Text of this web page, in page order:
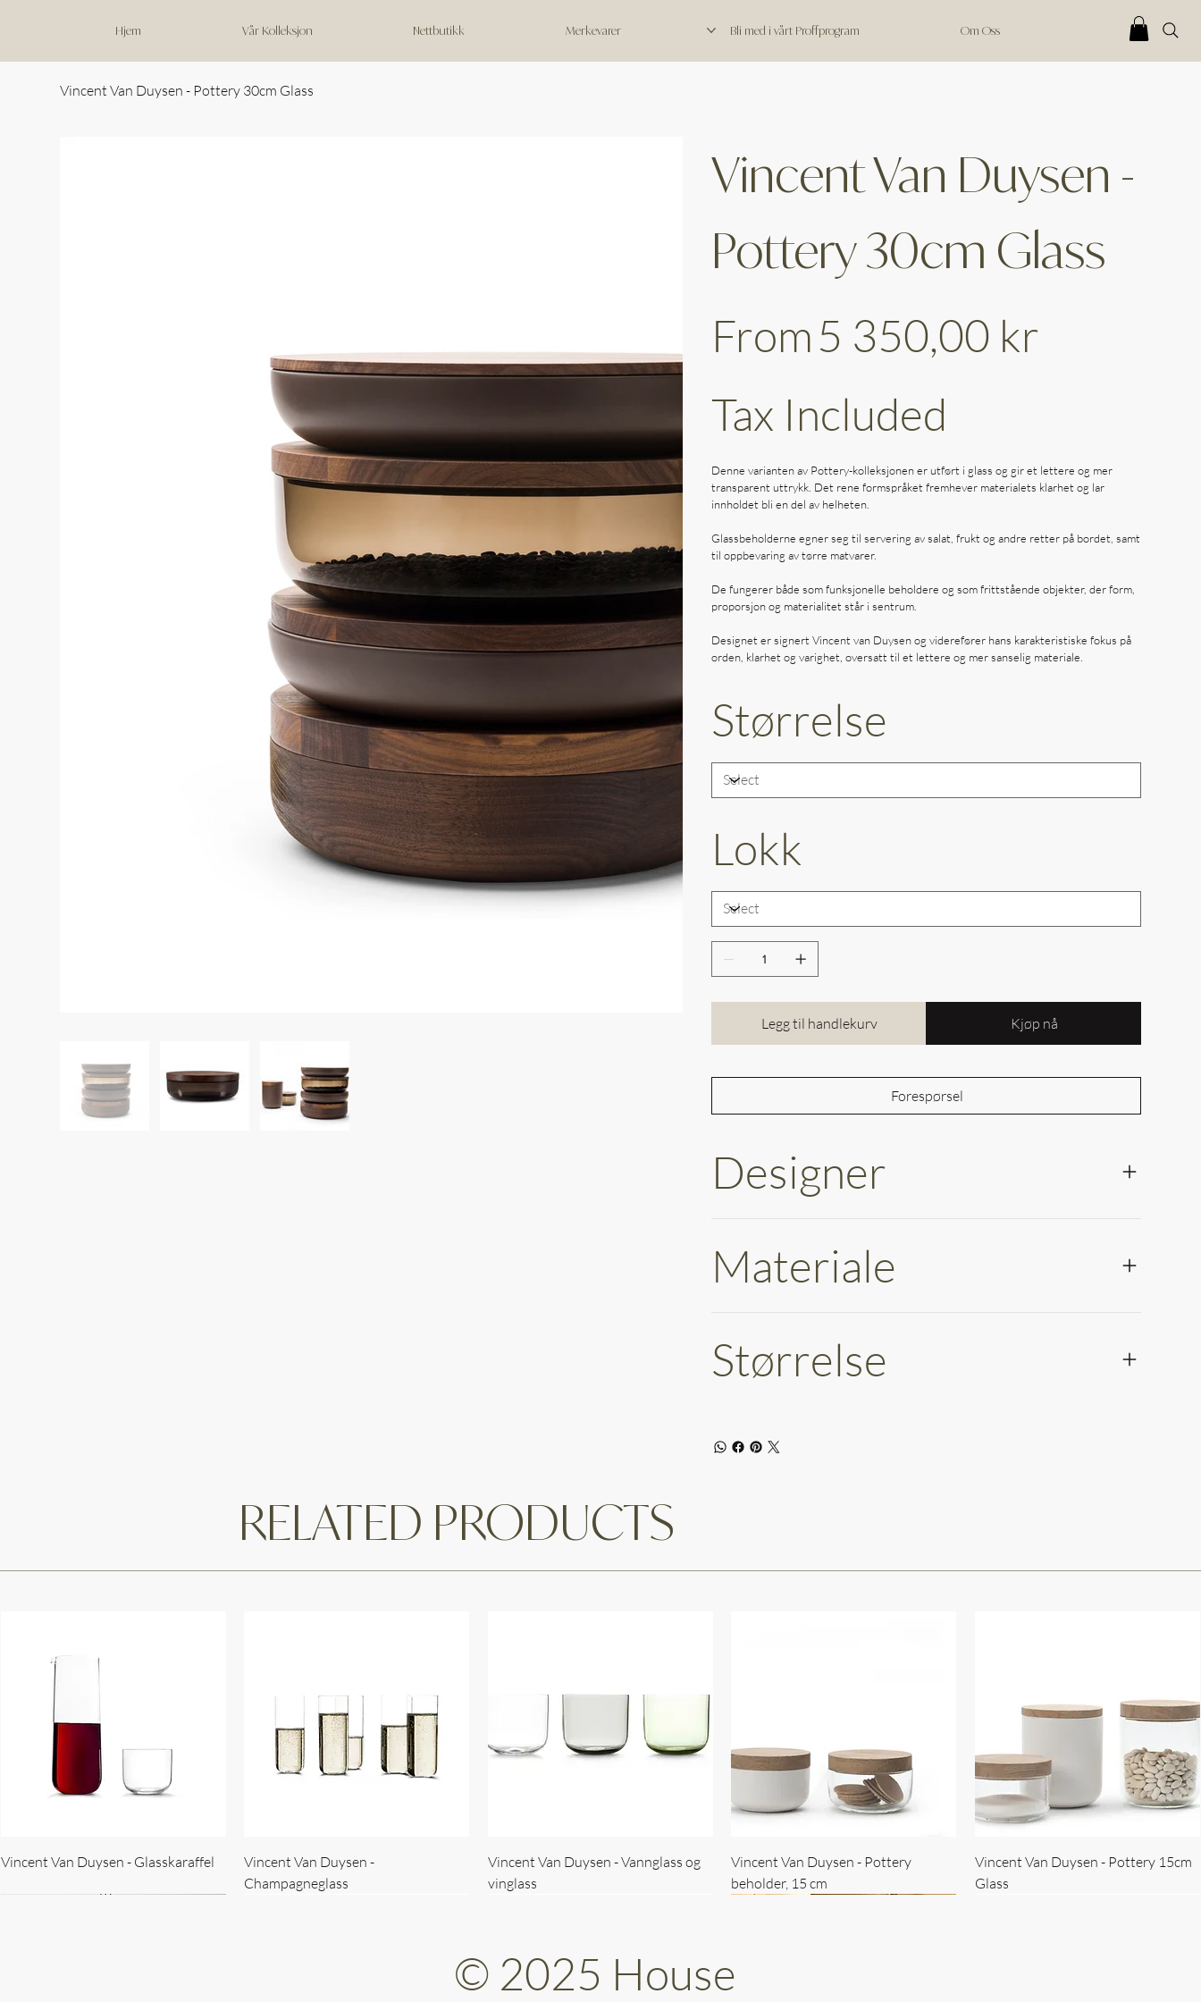
Hjem Vår Kolleksjon Nettbutikk Merkevarer Bli med i vårt Proffprogram Om Oss
Vincent Van Duysen - Glasskaraffel
Vincent Van Duysen -
Champagneglass
Vincent Van Duysen - Vannglass og
vinglass
Vincent Van Duysen - Pottery
beholder, 15 cm
Vincent Van Duysen - Pottery 15cm
Glass
RELATED PRODUCTS
Vincent Van Duysen - Pottery 30cm Glass
Vincent Van Duysen -
Pottery 30cm Glass
From5 350,00 kr
Tax Included
Denne varianten av Pottery-kolleksjonen er utført i glass og gir et lettere og mer
transparent uttrykk. Det rene formspråket fremhever materialets klarhet og lar
innholdet bli en del av helheten.
Glassbeholderne egner seg til servering av salat, frukt og andre retter på bordet, samt
til oppbevaring av tørre matvarer.
De fungerer både som funksjonelle beholdere og som frittstående objekter, der form,
proporsjon og materialitet står i sentrum.
Designet er signert Vincent van Duysen og viderefører hans karakteristiske fokus på
orden, klarhet og varighet, oversatt til et lettere og mer sanselig materiale.
Størrelse
Lokk
Legg til handlekurv Kjøp nå
Forespørsel
Designer
Materiale
Størrelse
© 2025 House